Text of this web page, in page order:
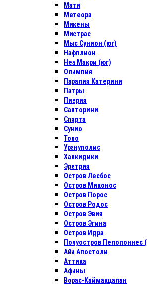
Мати
Метеора
Микены
Мистрас
Мыс Сунион (юг)
Нафплион
Неа Макри (юг)
Олимпия
Паралия Катерини
Патры
Пиерия
Санторини
Спарта
Сунио
Толо
Урануполис
Халкидики
Эретрия
Остров Лесбос
Остров Миконос
Остров Порос
Остров Родос
Остров Эвия
Остров Эгина
Остров Идра
Полуостров Пелопоннес
Айа Апостоли
Аттика
Афины
Ворас-Каймакцалан